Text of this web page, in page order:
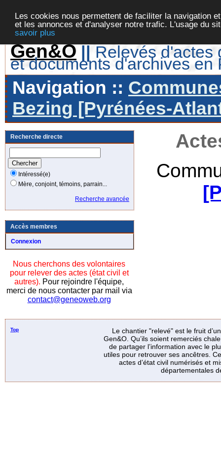
Les cookies nous permettent de faciliter la navigation
et les annonces et d'analyser notre trafic. L'usage du
savoir plus
Gen&O || Relevés d'actes
et documents d'archives en
Navigation ::
Bezing [Pyrénées-
Recherche directe
Intéressé(e)
Mère, conjoint, témoins, parrain...
Recherche avancée
Accès membres
Connexion
Nous cherchons des volontaires
pour relever des actes (état civil et
autres). Pour rejoindre l'équipe,
merci de nous contacter par mail via
contact@geneoweb.org
Top
Le chantier "relevé" est le fruit
Gen&O. Qu’ils soient remerciés
de partager l’information avec le
utiles pour retrouver ses ancêtres.
actes d’état civil numérisés et
départementales